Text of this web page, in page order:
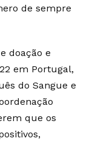
de sempre
doação e
em Portugal,
do Sangue e
que os